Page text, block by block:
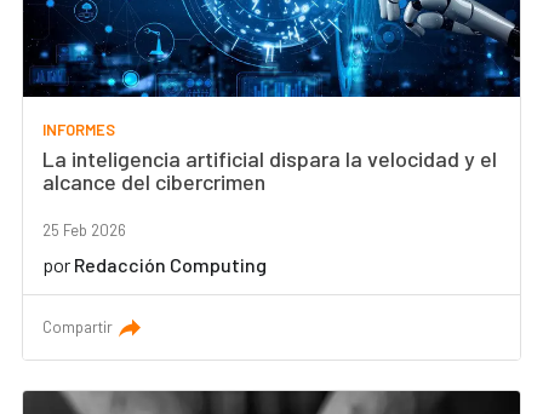
INFORMES
La inteligencia artificial dispara la velocidad y el
alcance del cibercrimen
25 Feb 2026
por Redacción Computing
Compartir